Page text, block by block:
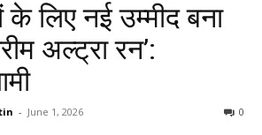
के लिए नई उम्मीद बना
अल्ट्रा रन’:
- June 1, 2026 0